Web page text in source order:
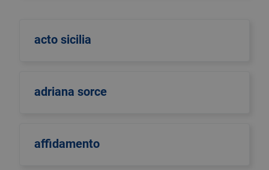
acto sicilia
adriana sorce
affidamento